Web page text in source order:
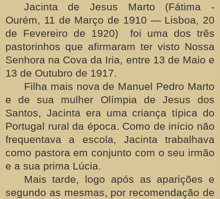
Jacinta de Jesus Marto (Fátima -
Ourém, 11 de Março de 1910 — Lisboa, 20
de Fevereiro de 1920) foi uma dos três
pastorinhos que afirmaram ter visto Nossa
Senhora na Cova da Iria, entre 13 de Maio e
13 de Outubro de 1917.
Filha mais nova de Manuel Pedro Marto
e de sua mulher Olímpia de Jesus dos
Santos, Jacinta era uma criança típica do
Portugal rural da época. Como de início não
frequentava a escola, Jacinta trabalhava
como pastora em conjunto com o seu irmão
e a sua prima Lúcia.
Mais tarde, logo após as aparições e
segundo as mesmas, por recomendação de